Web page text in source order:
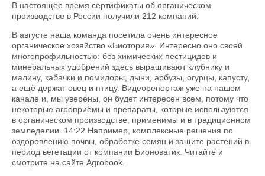
В настоящее время сертификаты об органическом
производстве в России получили 212 компаний.
В августе наша команда посетила очень интересное
органическое хозяйство «Биотория». Интересно оно своей
многопрофильностью: без химических пестицидов и
минеральных удобрений здесь выращивают клубнику и
малину, кабачки и помидоры, дыни, арбузы, огурцы, капусту,
а ещё держат овец и птицу. Видеорепортаж уже на нашем
канале и, мы уверены, он будет интересен всем, потому что
некоторые агроприёмы и препараты, которые используются
в органическом производстве, применимы и в традиционном
земледелии. 14:22 Например, комплексные решения по
оздоровлению почвы, обработке семян и защите растений в
период вегетации от компании Бионоватик. Читайте и
смотрите на сайте Agrobook.